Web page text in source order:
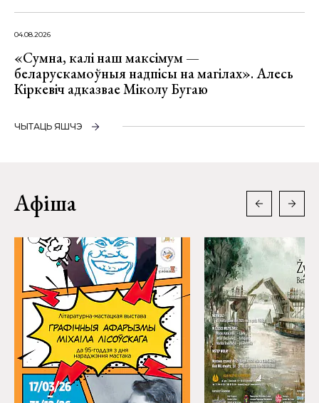
04.08.2026
«Сумна, калі наш максімум —
беларускамоўныя надпісы на магілах». Алесь
Кіркевіч адказвае Міколу Бугаю
ЧЫТАЦЬ ЯШЧЭ
Афіша